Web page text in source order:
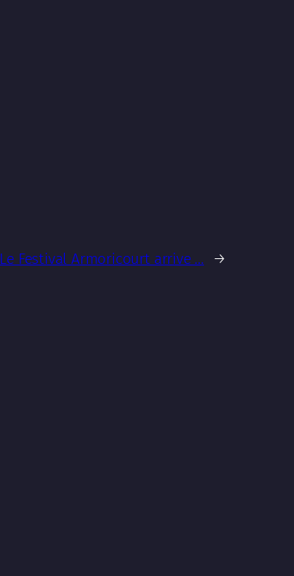
Le Festival Armoricourt arrive … →